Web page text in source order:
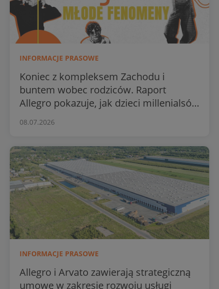
INFORMACJE PRASOWE
Koniec z kompleksem Zachodu i
buntem wobec rodziców. Raport
Allegro pokazuje, jak dzieci millenialsów
08.07.2026
INFORMACJE PRASOWE
Allegro i Arvato zawierają strategiczną
umowę w zakresie rozwoju usługi